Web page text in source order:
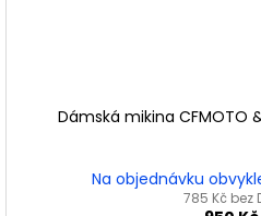
Dámská mikina CFMOTO
Na objednávku
785 Kč bez